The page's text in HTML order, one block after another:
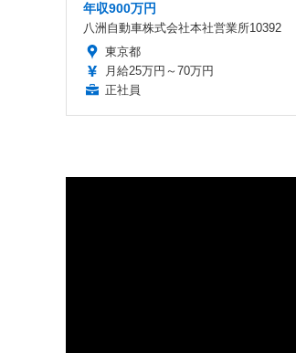
年収900万円
八洲自動車株式会社本社営業所10392
東京都
月給25万円～70万円
正社員